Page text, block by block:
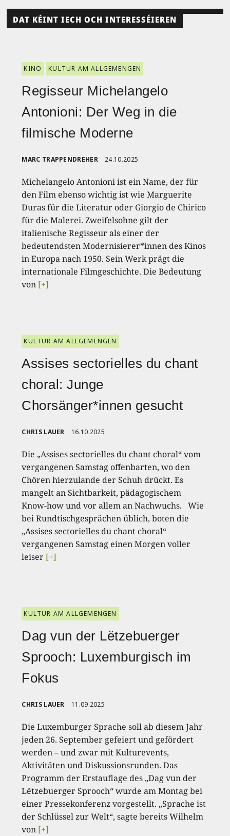
DAT KÉINT IECH OCH INTERESSÉIEREN
KINO KULTUR AM ALLGEMENGEN
Regisseur Michelangelo
Antonioni: Der Weg in die
filmische Moderne
MARC TRAPPENDREHER 24.10.2025
Michelangelo Antonioni ist ein Name, der für
den Film ebenso wichtig ist wie Marguerite
Duras für die Literatur oder Giorgio de Chirico
für die Malerei. Zweifelsohne gilt der
italienische Regisseur als einer der
bedeutendsten Modernisierer*innen des Kinos
in Europa nach 1950. Sein Werk prägt die
internationale Filmgeschichte. Die Bedeutung
von [+]
KULTUR AM ALLGEMENGEN
Assises sectorielles du chant
choral: Junge
Chorsänger*innen gesucht
CHRIS LAUER 16.10.2025
Die „Assises sectorielles du chant choral“ vom
vergangenen Samstag offenbarten, wo den
Chören hierzulande der Schuh drückt. Es
mangelt an Sichtbarkeit, pädagogischem
Know-how und vor allem an Nachwuchs. Wie
bei Rundtischgesprächen üblich, boten die
„Assises sectorielles du chant choral“
vergangenen Samstag einen Morgen voller
leiser [+]
KULTUR AM ALLGEMENGEN
Dag vun der Lëtzebuerger
Sprooch: Luxemburgisch im
Fokus
CHRIS LAUER 11.09.2025
Die Luxemburger Sprache soll ab diesem Jahr
jeden 26. September gefeiert und gefördert
werden – und zwar mit Kulturevents,
Aktivitäten und Diskussionsrunden. Das
Programm der Erstauflage des „Dag vun der
Lëtzebuerger Sprooch“ wurde am Montag bei
einer Pressekonferenz vorgestellt. „Sprache ist
der Schlüssel zur Welt“, sagte bereits Wilhelm
von [+]